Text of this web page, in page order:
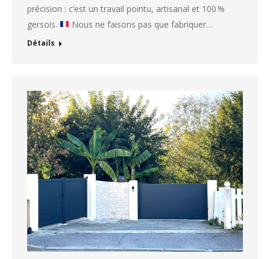
précision : c’est un travail pointu, artisanal et 100 %
gersois.
Nous ne faisons pas que fabriquer…
Détails